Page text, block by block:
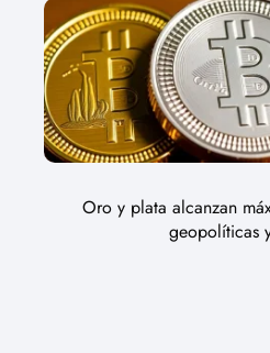
Oro y plata alcanzan
geopolíticas